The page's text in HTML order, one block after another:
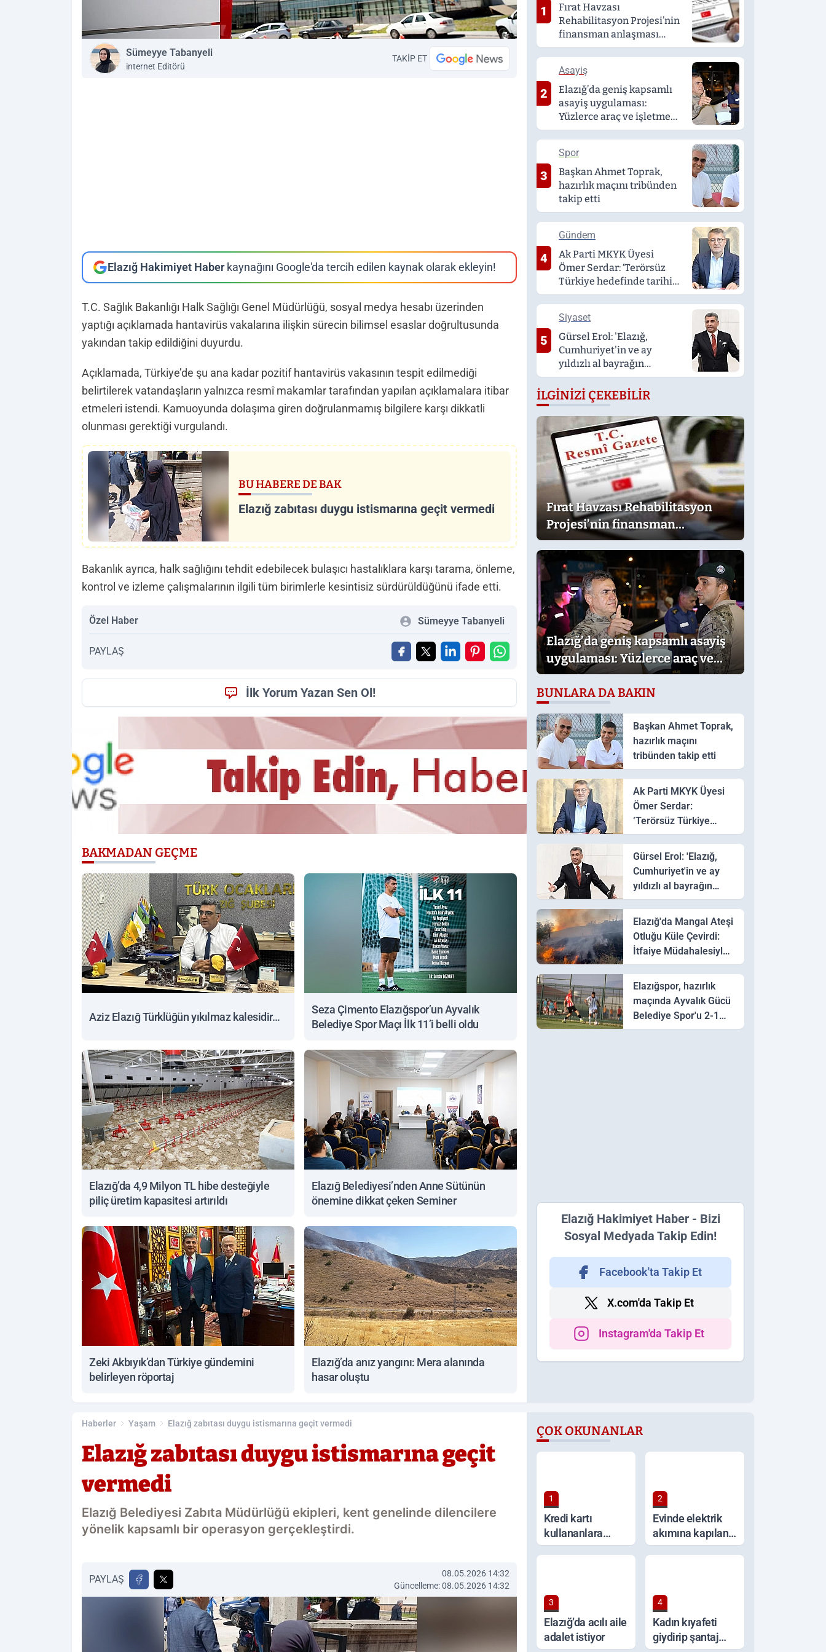
Sümeyye Tabanyeli
internet Editörü
TAKİP ET
Elazığ Hakimiyet Haberkaynağını Google'da tercih edilen kaynak olarak ekleyin!
T.C. Sağlık Bakanlığı Halk Sağlığı Genel Müdürlüğü, sosyal medya hesabı üzerinden
yaptığı açıklamada hantavirüs vakalarına ilişkin sürecin bilimsel esaslar doğrultusunda
yakından takip edildiğini duyurdu.
Açıklamada, Türkiye’de şu ana kadar pozitif hantavirüs vakasının tespit edilmediği
belirtilerek vatandaşların yalnızca resmî makamlar tarafından yapılan açıklamalara itibar
etmeleri istendi. Kamuoyunda dolaşıma giren doğrulanmamış bilgilere karşı dikkatli
olunması gerektiği vurgulandı.
BU HABERE DE BAK
Elazığ zabıtası duygu istismarına geçit vermedi
Bakanlık ayrıca, halk sağlığını tehdit edebilecek bulaşıcı hastalıklara karşı tarama, önleme,
kontrol ve izleme çalışmalarının ilgili tüm birimlerle kesintisiz sürdürüldüğünü ifade etti.
Özel Haber Sümeyye Tabanyeli
PAYLAŞ
İlk Yorum Yazan Sen Ol!
BAKMADAN GEÇME
Aziz Elazığ Türklüğün yıkılmaz kalesidir…
Seza Çimento Elazığspor’un Ayvalık
Belediye Spor Maçı İlk 11’i belli oldu
Elazığ’da 4,9 Milyon TL hibe desteğiyle
piliç üretim kapasitesi artırıldı
Elazığ Belediyesi’nden Anne Sütünün
önemine dikkat çeken Seminer
Zeki Akbıyık’dan Türkiye gündemini
belirleyen röportaj
Elazığ’da anız yangını: Mera alanında
hasar oluştu
1
Fırat Havzası
Rehabilitasyon Projesi’nin
finansman anlaşması
Resmî Gazete’de
yayımlandı
2
Asayiş
Elazığ’da geniş kapsamlı
asayiş uygulaması:
Yüzlerce araç ve işletme
denetlendi
3
Spor
Başkan Ahmet Toprak,
hazırlık maçını tribünden
takip etti
4
Gündem
Ak Parti MKYK Üyesi
Ömer Serdar: ‘Terörsüz
Türkiye hedefinde tarihi
bir adım’
5
Siyaset
Gürsel Erol: 'Elazığ,
Cumhuriyet'in ve ay
yıldızlı al bayrağın
sarsılmaz kalesidir'
İLGINIZI ÇEKEBILIR
Fırat Havzası Rehabilitasyon
Projesi’nin finansman
anlaşması Resmî Gazete’de
yayımlandı
Elazığ’da geniş kapsamlı asayiş
uygulaması: Yüzlerce araç ve
işletme denetlendi
BUNLARA DA BAKIN
Başkan Ahmet Toprak,
hazırlık maçını
tribünden takip etti
Ak Parti MKYK Üyesi
Ömer Serdar:
‘Terörsüz Türkiye
hedefinde tarihi bir
adım’
Gürsel Erol: 'Elazığ,
Cumhuriyet'in ve ay
yıldızlı al bayrağın
sarsılmaz kalesidir'
Elazığ'da Mangal Ateşi
Otluğu Küle Çevirdi:
İtfaiye Müdahalesiyle
Söndürüldü
Elazığspor, hazırlık
maçında Ayvalık Gücü
Belediye Spor'u 2-1
mağlup etti
Elazığ Hakimiyet Haber - Bizi
Sosyal Medyada Takip Edin!
Facebook'ta Takip Et
X.com'da Takip Et
Instagram'da Takip Et
Haberler Yaşam Elazığ zabıtası duygu istismarına geçit vermedi
Elazığ zabıtası duygu istismarına geçit
vermedi
Elazığ Belediyesi Zabıta Müdürlüğü ekipleri, kent genelinde dilencilere
yönelik kapsamlı bir operasyon gerçekleştirdi.
PAYLAŞ
08.05.2026 14:32
Güncelleme: 08.05.2026 14:32
ÇOK OKUNANLAR
1
Kredi kartı
kullananlara
kritik uyarı!
2
Evinde elektrik
akımına kapılan
yaşlı kadın
3
Elazığ’da acılı aile
adalet istiyor
4
Kadın kıyafeti
giydirip şantaj